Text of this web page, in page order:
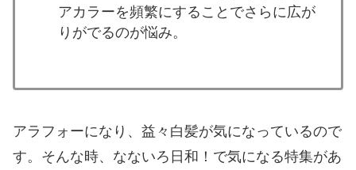
アカラーを頻繁にすることでさらに広が
りがでるのが悩み。
アラフォーになり、益々白髪が気になっているので
す。そんな時、なないろ日和！で気になる特集があ